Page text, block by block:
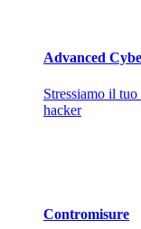
Advanced
Stressiamo il
hacker
Contromisure